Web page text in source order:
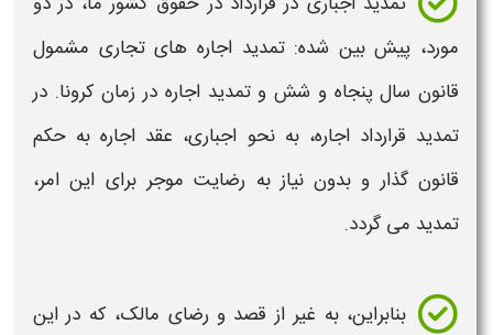
مورد، پیش بین شده:تمدید اجاره های تجاری مشمول
قانون سال پنجاه و شش وتمدید اجاره در زمان کرونا. در
تمدید قرارداد اجاره، به نحو اجباری، عقد اجاره به حکم
قانون گذار و بدون نیاز به رضایت موجر برای این امر،
تمدید می گردد.
بنابراین، به غیر از قصد و رضای مالک، که در این